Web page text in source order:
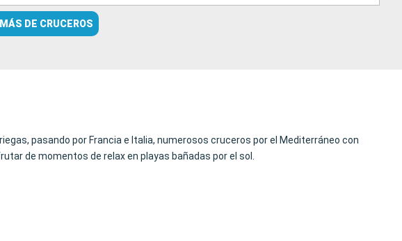
DE CRUCEROS
pasando por Francia e Italia, numerosos cruceros por el Mediterráneo con
de momentos de relax en playas bañadas por el sol.